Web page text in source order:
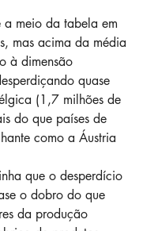
a meio da tabela em
mas acima da média
à dimensão
quase
(1,7 milhões de
do que países de
como a Áustria
que o desperdício
o dobro do que
da produção